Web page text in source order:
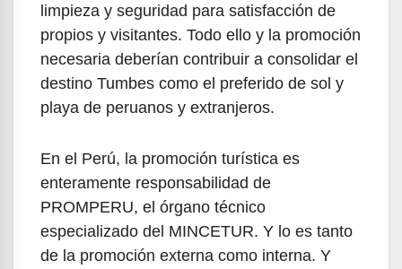
limpieza y seguridad para satisfacción de
propios y visitantes. Todo ello y la promoción
necesaria deberían contribuir a consolidar el
destino Tumbes como el preferido de sol y
playa de peruanos y extranjeros.
En el Perú, la promoción turística es
enteramente responsabilidad de
PROMPERU, el órgano técnico
especializado del MINCETUR. Y lo es tanto
de la promoción externa como interna. Y